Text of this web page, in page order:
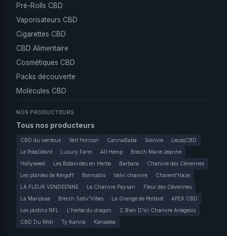
Pré-Rolls CBD
Vaporisateurs CBD
Cigarettes CBD
CBD Alimentaire
Cosmétiques CBD
Packs découverte
Molécules CBD
NOS PRODUCTEURS
Tous nos producteurs
CBD du ventoux Vert Horizon CannaBaba Solnvie
LecoqCBD
Le PotaGéant
Luxury Farm All Hemp
Breizh Marie Jeanne
Hollyweed
Les Botanistes en Herbe Barbara
Chanvre des Cévennes
Les plantes de Kergoff
Bonnabis Valvi chanvre
Charent'Haze
LA FLEUR VENDEENNE
Le Chanvre Paysan
Fleur des Cévennes
La Mariposa
Breizh Sativ'Vibes La Grange de Perbost
APEX CBD
Les jardins NFL
L'herbe du dragon
C Bien D'ici Chanvre Ariégeois
CBD Du Midi
Ty Kanna Kanadea